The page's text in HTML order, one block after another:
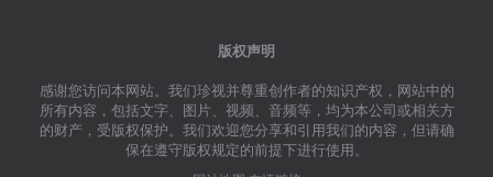
版权声明
感谢您访问本网站。我们珍视并尊重创作者的知识产权，网站中的
所有内容，包括文字、图片、视频、音频等，均为本公司或相关方
的财产，受版权保护。我们欢迎您分享和引用我们的内容，但请确
保在遵守版权规定的前提下进行使用。